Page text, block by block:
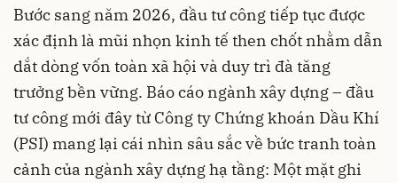
Bước sang năm 2026, đầu tư công tiếp tục được
xác định là mũi nhọn kinh tế then chốt nhằm dẫn
dắt dòng vốn toàn xã hội và duy trì đà tăng
trưởng bền vững. Báo cáo ngành xây dựng – đầu
tư công mới đâytừ Công ty Chứng khoán Dầu Khí
(PSI) mang lại cái nhìn sâu sắc về bức tranh toàn
cảnh của ngành xây dựng hạ tầng: Một mặt ghi